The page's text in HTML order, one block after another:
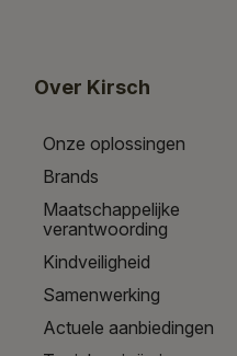
Over Kirsch
Onze oplossingen
Brands
Maatschappelijke
verantwoording
Kindveiligheid
Samenwerking
Actuele aanbiedingen